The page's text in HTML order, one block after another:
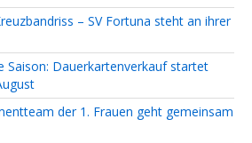
– SV Fortuna steht an ihrer
Saison: Dauerkartenverkauf startet
der 1. Frauen geht gemeinsam